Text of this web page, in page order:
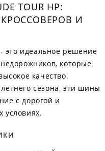
TOUR HP:
И
идеальное решение
которые
качество.
сезона, эти шины
с дорогой и
условиях.